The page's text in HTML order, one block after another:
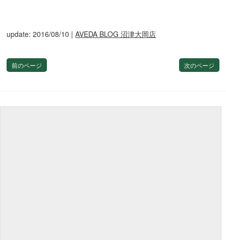
update: 2016/08/10 |AVEDA BLOG 沼津大岡店
前のページ 次のページ